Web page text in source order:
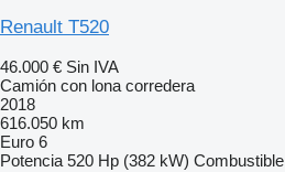
Renault T520
46.000 € Sin IVA
Camión con lona corredera
2018
616.050 km
Euro 6
Potencia 520 Hp (382 kW) Combustible